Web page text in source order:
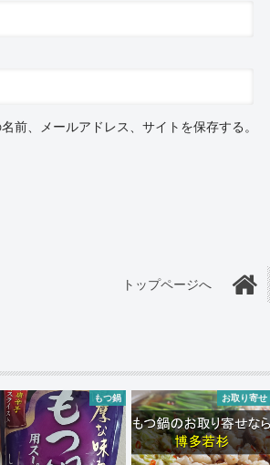
前、メールアドレス、サイトを保存する。
トップページへ
もつ鍋 お取り寄せ